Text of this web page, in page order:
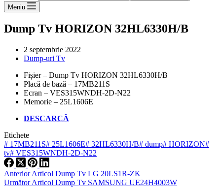
Meniu
Dump Tv HORIZON 32HL6330H/B
2 septembrie 2022
Dump-uri Tv
Fișier – Dump Tv HORIZON 32HL6330H/B
Placă de bază – 17MB211S
Ecran – VES315WNDH-2D-N22
Memorie – 25L1606E
DESCARCĂ
Etichete
# 17MB211S# 25L1606E# 32HL6330H/B# dump# HORIZON#
tv# VES315WNDH-2D-N22
AnteriorArticol Dump Tv LG 20LS1R-ZK
UrmătorArticol Dump Tv SAMSUNG UE24H4003W